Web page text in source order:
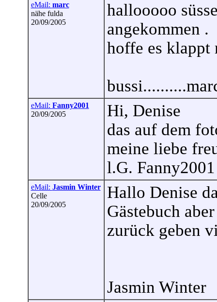
eMail: marc
nähe fulda
20/09/2005
hallooooo
angekommen .
hoffe es klappt
eMail: Fanny2001
20/09/2005
Hi, Denise
das auf dem
meine liebe
l.G. Fanny2001
eMail: Jasmin Winter
Celle
20/09/2005
Hallo Denise
Gästebuch
zurück geben
Jasmin Winter